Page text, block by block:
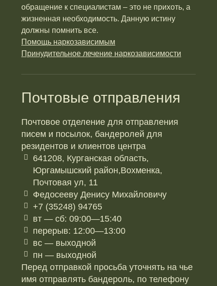
обращение к специалистам – это не прихоть, а
жизненная необходимость. Данную истину
должны помнить все.
Помощь наркозависимым
Принудительное лечение наркозависимости
Почтовые отправления
Почтовое отделение для отправления
писем и посылок, бандеролей для
резидентов и клиентов центра
641208, Курганская область,
Юргамышский район,Вохменка,
Почтовая ул, 11
Федосееву Денису Михайловичу
+7 (35248) 94765
вт — сб: 09:00—15:40
перерыв: 12:00—13:00
вс — выходной
пн — выходной
Перед отправкой просьба уточнять на чье
имя отправлять бандероль, по телефону